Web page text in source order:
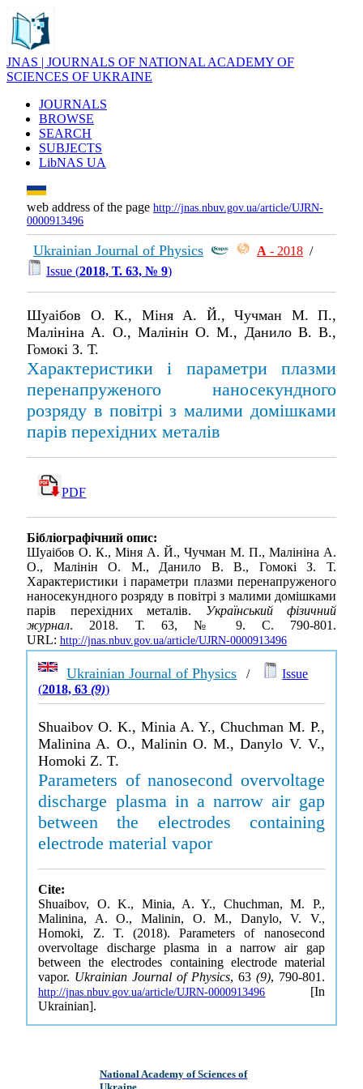
JNAS | JOURNALS OF NATIONAL ACADEMY OF
SCIENCES OF UKRAINE
JOURNALS
BROWSE
SEARCH
SUBJECTS
LibNAS UA
web address of the page http://jnas.nbuv.gov.ua/article/UJRN-
0000913496
Ukrainian Journal of Physics А - 2018 /
Issue (2018, Т. 63, № 9)
Шуаібов О. К., Міня А. Й., Чучман М. П.,
Малініна А. О., Малінін О. М., Данило В. В.,
Гомокі З. Т.
Характеристики і параметри плазми
перенапруженого наносекундного
розряду в повітрі з малими домішками
парів перехідних металів
PDF
Бібліографічний опис:
Шуаібов О. К., Міня А. Й., Чучман М. П., Малініна А.
О., Малінін О. М., Данило В. В., Гомокі З. Т.
Характеристики і параметри плазми перенапруженого
наносекундного розряду в повітрі з малими домішками
парів перехідних металів. Український фізичний
журнал. 2018. Т. 63, № 9. С. 790-801.
URL: http://jnas.nbuv.gov.ua/article/UJRN-0000913496
Ukrainian Journal of Physics /
Issue
(2018, 63(9))
Shuaibov O. K., Minia A. Y., Chuchman M. P.,
Malinina A. O., Malinin O. M., Danylo V. V.,
Homoki Z. T.
Parameters of nanosecond overvoltage
discharge plasma in a narrow air gap
between the electrodes containing
electrode material vapor
Cite:
Shuaibov, O. K., Minia, A. Y., Chuchman, M. P.,
Malinina, A. O., Malinin, O. M., Danylo, V. V.,
Homoki, Z. T. (2018). Parameters of nanosecond
overvoltage discharge plasma in a narrow air gap
between the electrodes containing electrode material
vapor. Ukrainian Journal of Physics, 63 (9), 790-801.
http://jnas.nbuv.gov.ua/article/UJRN-0000913496 [In
Ukrainian].
National Academy of Sciences of